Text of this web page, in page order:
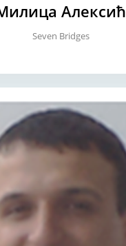
Алексић
Seven Bridges